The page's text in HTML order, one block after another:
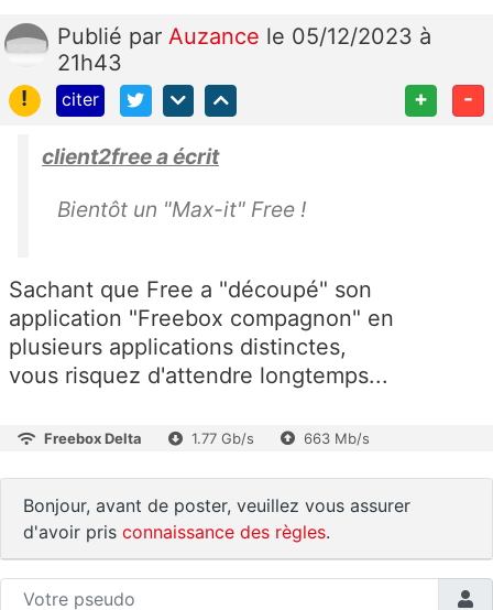
Publié par Auzance le 05/12/2023 à
21h43
!
citer + -
client2free a écrit
Bientôt un "Max-it" Free !
Sachant que Free a "découpé" son
application "Freebox compagnon" en
plusieurs applications distinctes,
vous risquez d'attendre longtemps...
Freebox Delta 1.77 Gb/s 663 Mb/s
Bonjour, avant de poster, veuillez vous assurer
d'avoir pris connaissance des règles.